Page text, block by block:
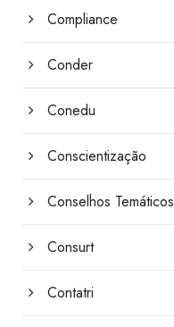
Compliance
Conder
Conedu
Conscientização
Conselhos Temáticos
Consurt
Contatri